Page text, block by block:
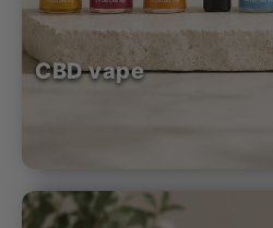
CBD vape